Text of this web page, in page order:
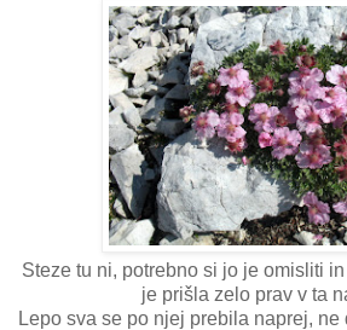
Steze tu ni, potrebno si jo je omisliti
je prišla zelo prav v ta
Lepo sva se po njej prebila naprej,